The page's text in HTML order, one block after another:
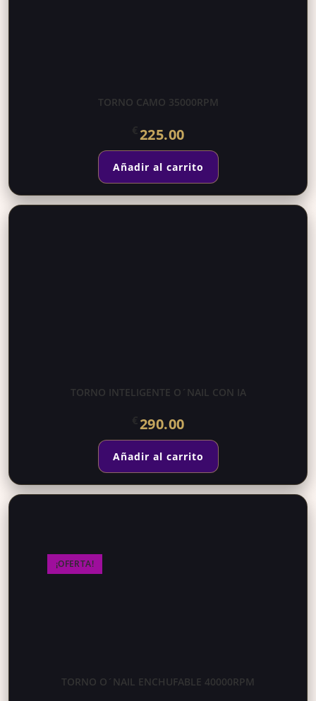
TORNO CAMO 35000RPM
225.00
Añadir al carrito
TORNO INTELIGENTE O´NAIL CON IA
290.00
Añadir al carrito
¡OFERTA!
TORNO O´NAIL ENCHUFABLE 40000RPM